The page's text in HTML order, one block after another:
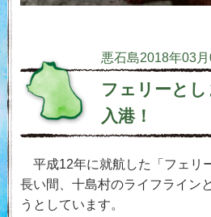
悪石島2018年03月
フェリーと
入港！
平成12年に就航した「フェリ
長い間、十島村のライフライン
うとしています。